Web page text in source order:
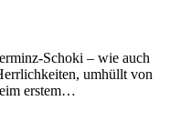
Schoki – wie auch
umhüllt von
erstem…